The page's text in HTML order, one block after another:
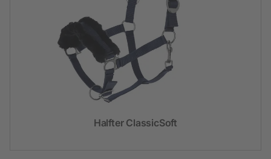
Halfter ClassicSoft